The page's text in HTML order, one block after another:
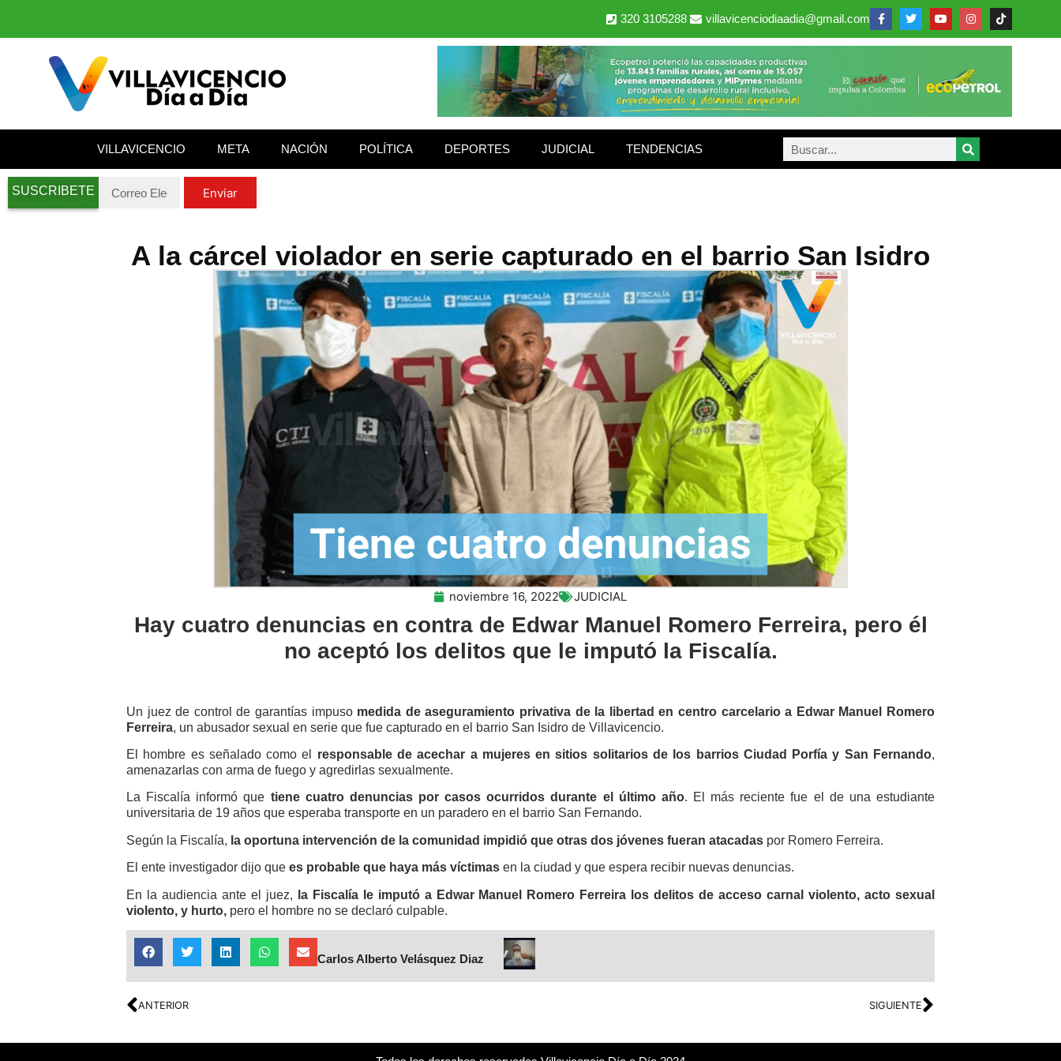
320 3105288 villavicenciodiaadia@gmail.com
VILLAVICENCIO META NACIÓN POLÍTICA DEPORTES JUDICIAL TENDENCIAS
SUSCRIBETE Enviar
A la cárcel violador en serie capturado en el barrio San Isidro
noviembre 16, 2022 JUDICIAL
Hay cuatro denuncias en contra de Edwar Manuel Romero Ferreira, pero él
no aceptó los delitos que le imputó la Fiscalía.
Un juez de control de garantías impuso medida de aseguramiento privativa de la libertad en centro carcelario a Edwar Manuel Romero
Ferreira, un abusador sexual en serie que fue capturado en el barrio San Isidro de Villavicencio.
El hombre es señalado como el responsable de acechar a mujeres en sitios solitarios de los barrios Ciudad Porfía y San Fernando,
amenazarlas con arma de fuego y agredirlas sexualmente.
La Fiscalía informó que tiene cuatro denuncias por casos ocurridos durante el último año. El más reciente fue el de una estudiante
universitaria de 19 años que esperaba transporte en un paradero en el barrio San Fernando.
Según la Fiscalía, la oportuna intervención de la comunidad impidió que otras dos jóvenes fueran atacadas por Romero Ferreira.
El ente investigador dijo que es probable que haya más víctimas en la ciudad y que espera recibir nuevas denuncias.
En la audiencia ante el juez, la Fiscalía le imputó a Edwar Manuel Romero Ferreira los delitos de acceso carnal violento, acto sexual
violento, y hurto, pero el hombre no se declaró culpable.
Carlos Alberto Velásquez Diaz
ANTERIOR SIGUIENTE